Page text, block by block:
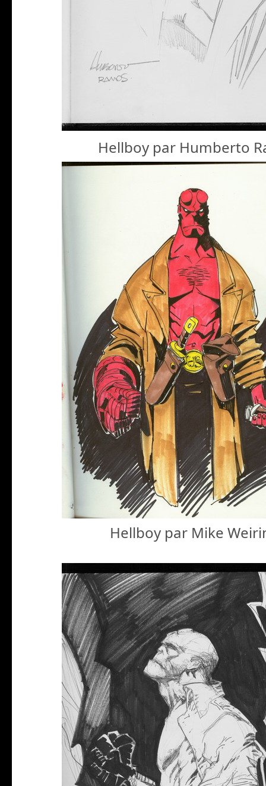
Hellboy par Humberto
Hellboy par Mike